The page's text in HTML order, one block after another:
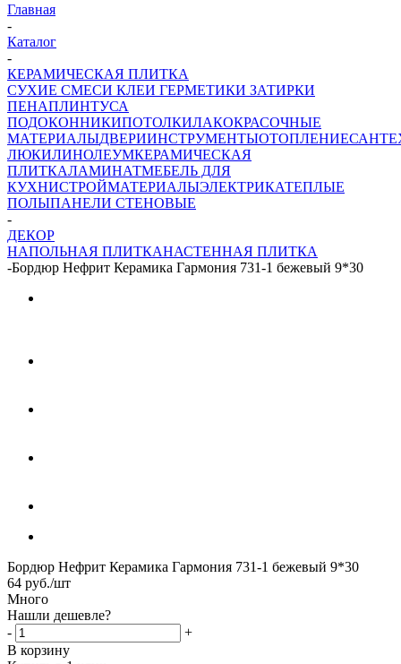
Главная
-
Каталог
-
КЕРАМИЧЕСКАЯ ПЛИТКА
СУХИЕ СМЕСИ КЛЕИ ГЕРМЕТИКИ ЗАТИРКИ
ПЕНАПЛИНТУСА
ПОДОКОННИКИПОТОЛКИЛАКОКРАСОЧНЫЕ
МАТЕРИАЛЫДВЕРИИНСТРУМЕНТЫОТОПЛЕНИЕ
ЛЮКИЛИНОЛЕУМКЕРАМИЧЕСКАЯ
ПЛИТКАЛАМИНАТМЕБЕЛЬ ДЛЯ
КУХНИСТРОЙМАТЕРИАЛЫЭЛЕКТРИКАТЕПЛЫЕ
ПОЛЫПАНЕЛИ СТЕНОВЫЕ
-
ДЕКОР
НАПОЛЬНАЯ ПЛИТКАНАСТЕННАЯ ПЛИТКА
-Бордюр Нефрит Керамика Гармония 731-1 бежевый 9*30
Бордюр Нефрит Керамика Гармония 731-1 бежевый 9*30
64 руб./шт
Много
Нашли дешевле?
-
+
В корзину